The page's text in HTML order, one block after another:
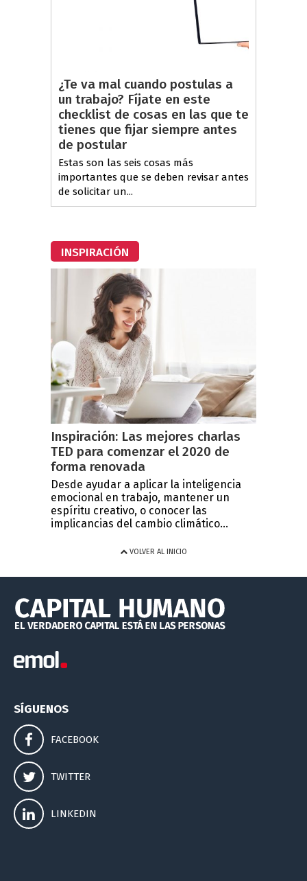
¿Te va mal cuando postulas a
un trabajo? Fíjate en este
checklist de cosas en las que te
tienes que fijar siempre antes
de postular
Estas son las seis cosas más
importantes que se deben revisar antes
de solicitar un...
INSPIRACIÓN
Inspiración: Las mejores charlas
TED para comenzar el 2020 de
forma renovada
Desde ayudar a aplicar la inteligencia
emocional en trabajo, mantener un
espíritu creativo, o conocer las
implicancias del cambio climático...
VOLVER AL INICIO
SÍGUENOS
FACEBOOK
TWITTER
LINKEDIN